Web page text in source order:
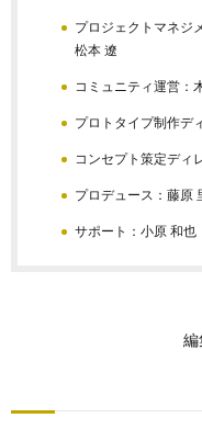
プロジェクトマネジ
松本 遼
コミュニティ運営：
プロトタイプ制作デ
コンセプト策定ディ
プロデュース：藤原
サポート：小原 和也
編